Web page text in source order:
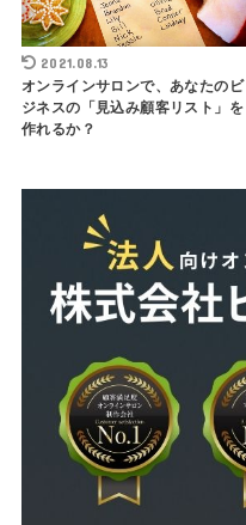
2021.08.13
オンラインサロンで、あなたのビ
ジネスの「見込み顧客リスト」を
作れるか？